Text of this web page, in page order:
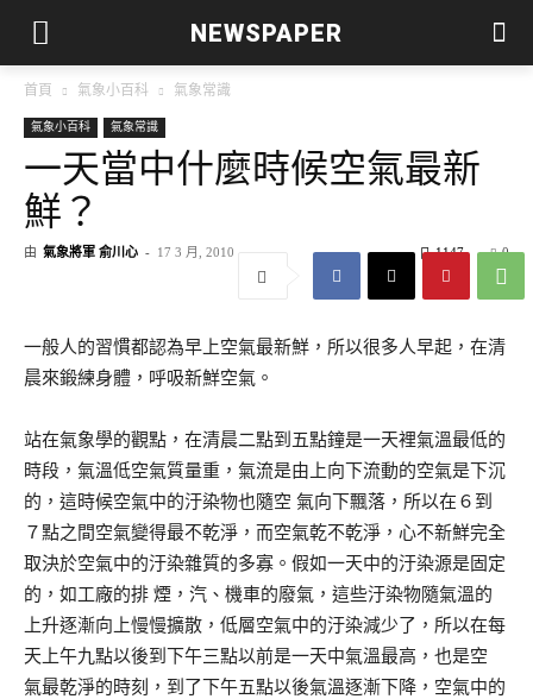
NEWSPAPER
首頁 氣象小百科 氣象常識
氣象小百科 氣象常識
一天當中什麼時候空氣最新
鮮？
由 氣象將軍 俞川心 - 17 3 月, 2010 0
1147
一般人的習慣都認為早上空氣最新鮮，所以很多人早起，在清
晨來鍛練身體，呼吸新鮮空氣。
站在氣象學的觀點，在清晨二點到五點鐘是一天裡氣溫最低的
時段，氣溫低空氣質量重，氣流是由上向下流動的空氣是下沉
的，這時候空氣中的汙染物也隨空 氣向下飄落，所以在６到
７點之間空氣變得最不乾淨，而空氣乾不乾淨，心不新鮮完全
取決於空氣中的汙染雜質的多寡。假如一天中的汙染源是固定
的，如工廠的排 煙，汽、機車的廢氣，這些汙染物隨氣溫的
上升逐漸向上慢慢擴散，低層空氣中的汙染減少了，所以在每
天上午九點以後到下午三點以前是一天中氣溫最高，也是空
氣最乾淨的時刻，到了下午五點以後氣溫逐漸下降，空氣中的